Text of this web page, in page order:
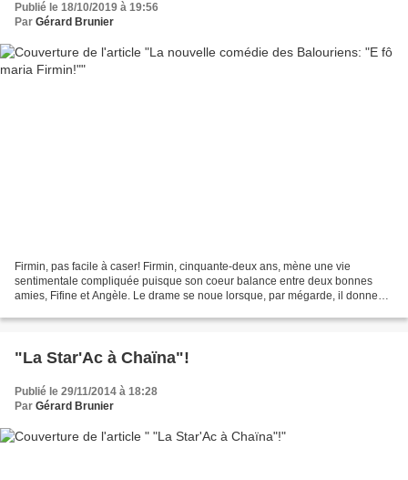
Publié le 18/10/2019 à 19:56
Par Gérard Brunier
Firmin, pas facile à caser! Firmin, cinquante-deux ans, mène une vie
sentimentale compliquée puisque son coeur balance entre deux bonnes
amies, Fifine et Angèle. Le drame se noue lorsque, par mégarde, il donne
"La Star'Ac à Chaïna"!
Publié le 29/11/2014 à 18:28
Par Gérard Brunier